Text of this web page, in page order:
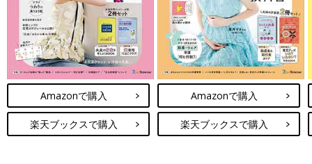
Amazonで購入
楽天ブックスで購入
Amazonで購入
楽天ブックスで購入